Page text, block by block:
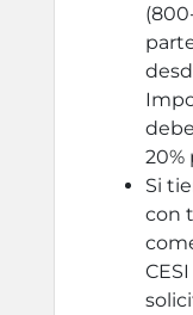
20%
Si
con